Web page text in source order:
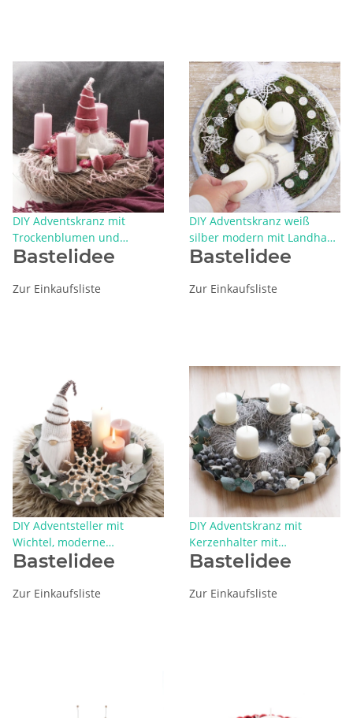
DIY Adventskranz mit
Trockenblumen und
Wichtel, rosa, brombeer, auf
Bastelidee
Zur Einkaufsliste
DIY Adventskranz weiß
silber modern mit Landhaus
Deko selber dekorieren
Bastelidee
Zur Einkaufsliste
DIY Adventsteller mit
Wichtel, moderne
Adventsdeko in natur, gold,
Bastelidee
Zur Einkaufsliste
DIY Adventskranz mit
Kerzenhalter mit
Trockenblumen, Eukalyptus,
dekorieren
Bastelidee
Zur Einkaufsliste